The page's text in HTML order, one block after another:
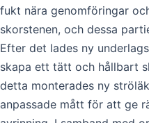
fukt nära genomföringar
skorstenen, och dessa
Efter det lades ny
skapa ett tätt och hållbart
detta monterades ny
anpassade mått för att ge